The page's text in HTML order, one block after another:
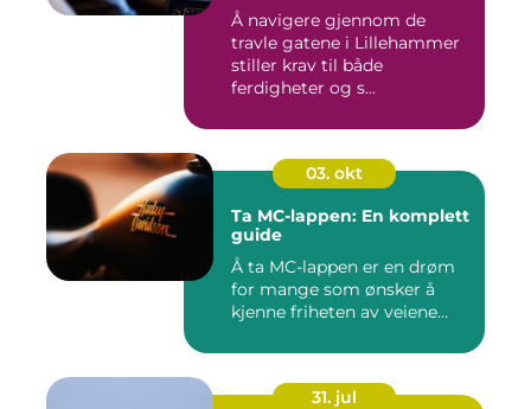
Å navigere gjennom de
travle gatene i Lillehammer
stiller krav til både
ferdigheter og s...
03. okt
Ta MC-lappen: En komplett
guide
Å ta MC-lappen er en drøm
for mange som ønsker å
kjenne friheten av veiene...
31. jul